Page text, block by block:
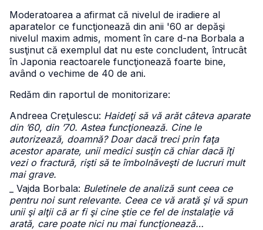
Moderatoarea a afirmat că nivelul de iradiere al
aparatelor ce funcţionează din anii '60 ar depăşi
nivelul maxim admis, moment în care d-na Borbala a
susţinut că exemplul dat nu este concludent, întrucât
în Japonia reactoarele funcţionează foarte bine,
având o vechime de 40 de ani.
Redăm din raportul de monitorizare:
Andreea Creţulescu: Haideţi să vă arăt câteva aparate
din ’60, din ’70. Astea funcţionează. Cine le
autorizează, doamnă? Doar dacă treci prin faţa
acestor aparate, unii medici susţin că chiar dacă îţi
vezi o fractură, rişti să te îmbolnăveşti de lucruri mult
mai grave.
_ Vajda Borbala: Buletinele de analiză sunt ceea ce
pentru noi sunt relevante. Ceea ce vă arată şi vă spun
unii şi alţii că ar fi şi cine ştie ce fel de instalaţie vă
arată, care poate nici nu mai funcţionează…